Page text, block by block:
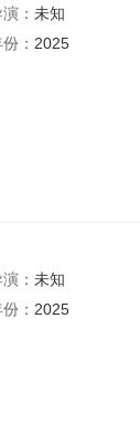
： 未知
： 2025
： 未知
： 2025